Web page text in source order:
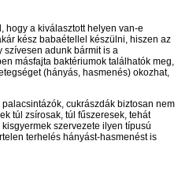
hogy a kiválasztott helyen van-e
kész babaétellel készülni, hiszen az
szívesen adunk bármit is a
másfajta baktériumok találhatók meg,
(hányás, hasmenés) okozhat,
cukrászdák biztosan nem
túl zsírosak, túl fűszeresek, tehát
szervezete ilyen típusú
terhelés hányást-hasmenést is